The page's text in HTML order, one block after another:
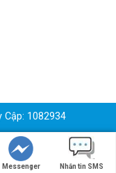
Messenger Nhắn tin SMS
1082934
SINH